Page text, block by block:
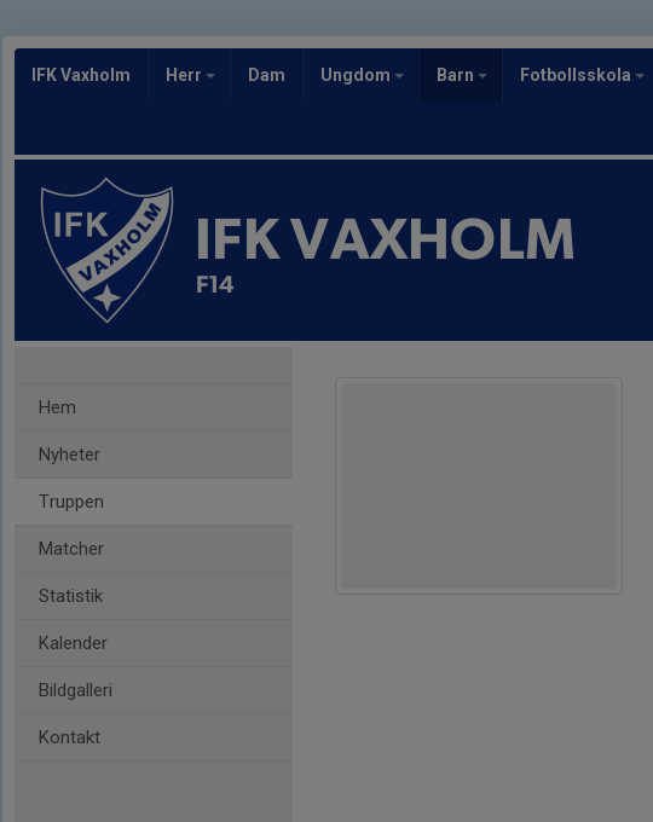
IFK Vaxholm Herr Dam Ungdom Barn Fotbollsskola
IFK VAXHOLM
F14
Hem
Nyheter
Truppen
Matcher
Statistik
Kalender
Bildgalleri
Kontakt